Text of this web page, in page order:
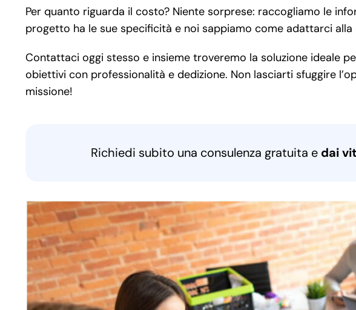
Per quanto riguarda il costo? Niente sorprese: raccogliamo le
progetto ha le sue specificità e noi sappiamo come adattarci
Contattaci oggi stesso e insieme troveremo la soluzione ideale
obiettivi con professionalità e dedizione. Non lasciarti sfuggire
missione!
Richiedi subito una consulenza gratuita e dai